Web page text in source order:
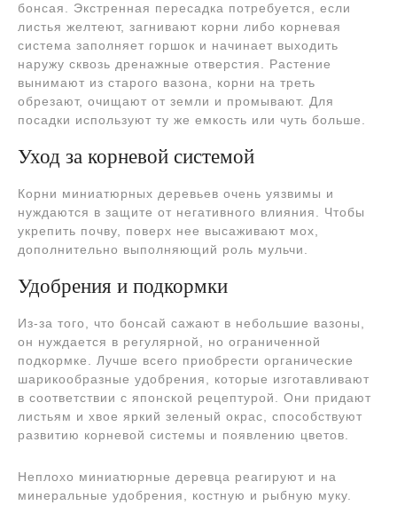
бонсая. Экстренная пересадка потребуется, если
листья желтеют, загнивают корни либо корневая
система заполняет горшок и начинает выходить
наружу сквозь дренажные отверстия. Растение
вынимают из старого вазона, корни на треть
обрезают, очищают от земли и промывают. Для
посадки используют ту же емкость или чуть больше.
Уход за корневой системой
Корни миниатюрных деревьев очень уязвимы и
нуждаются в защите от негативного влияния. Чтобы
укрепить почву, поверх нее высаживают мох,
дополнительно выполняющий роль мульчи.
Удобрения и подкормки
Из-за того, что бонсай сажают в небольшие вазоны,
он нуждается в регулярной, но ограниченной
подкормке. Лучше всего приобрести органические
шарикообразные удобрения, которые изготавливают
в соответствии с японской рецептурой. Они придают
листьям и хвое яркий зеленый окрас, способствуют
развитию корневой системы и появлению цветов.
Неплохо миниатюрные деревца реагируют и на
минеральные удобрения, костную и рыбную муку.